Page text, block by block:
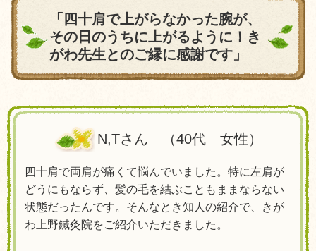
「四十肩で上がらなかった腕が、
その日のうちに上がるように！き
がわ先生とのご縁に感謝です」
N,Tさん （40代 女性）
四十肩で両肩が痛くて悩んでいました。特に左肩が
どうにもならず、髪の毛を結ぶこともままならない
状態だったんです。そんなとき知人の紹介で、きが
わ上野鍼灸院をご紹介いただきました。